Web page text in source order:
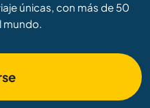
únicas, con más de 50
mundo.